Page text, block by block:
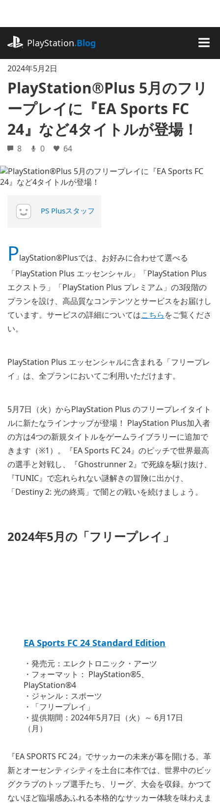
に
ッ
PlayStation.Blog
2024年5月2日
PlayStation®Plus 5月のフリ
ープレイに『EA Sports FC
24』など4タイトルが登場！
8 0 64
PS Plusスタッフ
PlayStation®Plusでは、お好みに合わせて選べる
「PlayStation Plus エッセンシャル」「PlayStation Plus
エクストラ」「PlayStation Plus プレミアム」の3段階の
プランを設け、高品質なコンテンツとサービスをお届けし
ています。サービスの詳細についてはこちらをご覧くださ
い。
PlayStation Plus エッセンシャルに含まれる「フリープレ
イ」は、全プランにおいてご利用いただけます。
5月7日（火）からPlayStation Plus のフリープレイタイト
ルに新たなラインナップが登場！ PlayStation Plus加入者
の方は4つの新規タイトルをゲームライブラリーに追加で
きます（※1）。『EA Sports FC 24』のピッチで世界最高
の選手と対戦し、『Ghostrunner 2』で死線を駆け抜け、
『TUNIC』で忘れられない謎解きの冒険に出かけ、
「Destiny 2: 光の終焉」で闇との戦いを続けましょう。
2024年5月の「フリープレイ」
EA Sports FC 24 Standard Edition
・発売元：エレクトロニック・アーツ
・フォーマット： PlayStation®5、
PlayStation®4
・ジャンル：スポーツ
・「フリープレイ」
・提供期間：2024年5月7日（火）～ 6月17日
（月）
『EA SPORTS FC 24』でサッカーの未来が幕を開ける。革
新とオーセンティシティを土台に本作では、世界中のビッ
グクラブのトップ選手たち、リーグ、大会を収録。かつて
ないほど臨場感あふれる本格的なサッカー体験を味わえま